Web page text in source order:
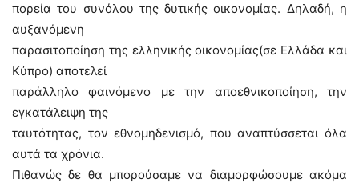
πορεία του συνόλου της δυτικής οικονομίας. Δηλαδή, η
αυξανόμενη
παρασιτοποίηση της ελληνικής οικονομίας(σε Ελλάδα και
Κύπρο) αποτελεί
παράλληλο φαινόμενο με την αποεθνικοποίηση, την
εγκατάλειψη της
ταυτότητας, τον εθνομηδενισμό, που αναπτύσσεται όλα
αυτά τα χρόνια.
Πιθανώς δε θα μπορούσαμε να διαμορφώσουμε ακόμα